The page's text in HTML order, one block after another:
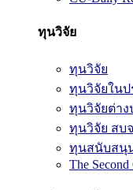
ทุนวิจัย
ทุนวิจัย
ทุนวิจัยในป
ทุนวิจัยต่าง
ทุนวิจัย สบ
ทุนสนับสนุ
The